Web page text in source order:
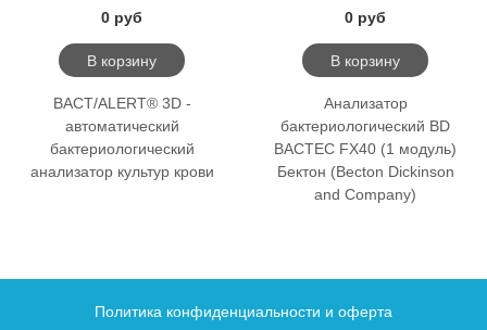
0 руб
В корзину
BACT/ALERT® 3D -
автоматический
бактериологический
анализатор культур крови
0 руб
В корзину
Анализатор
бактериологический BD
BACTEC FX40 (1 модуль)
Бектон (Becton Dickinson
and Company)
Политика конфиденциальности и оферта